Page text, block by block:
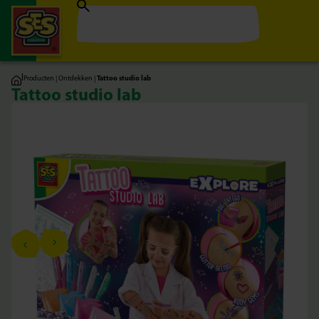
|Producten |Ontdekken |Tattoo studio lab
Tattoo studio lab